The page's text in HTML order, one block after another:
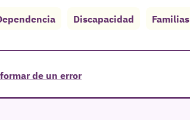
Discapacidad Familias
de un error